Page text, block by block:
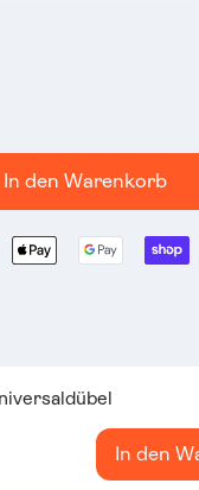
In den Warenkorb
In den